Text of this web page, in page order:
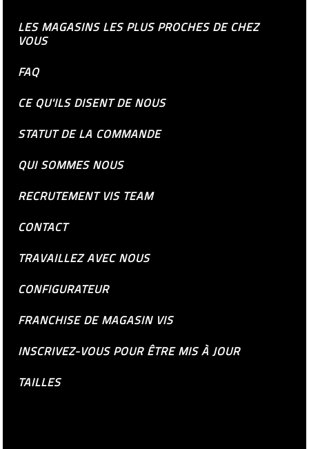
LES MAGASINS LES PLUS PROCHES DE CHEZ
VOUS
FAQ
CE QU'ILS DISENT DE NOUS
STATUT DE LA COMMANDE
QUI SOMMES NOUS
RECRUTEMENT VIS TEAM
CONTACT
TRAVAILLEZ AVEC NOUS
CONFIGURATEUR
FRANCHISE DE MAGASIN VIS
INSCRIVEZ-VOUS POUR ÊTRE MIS À JOUR
TAILLES